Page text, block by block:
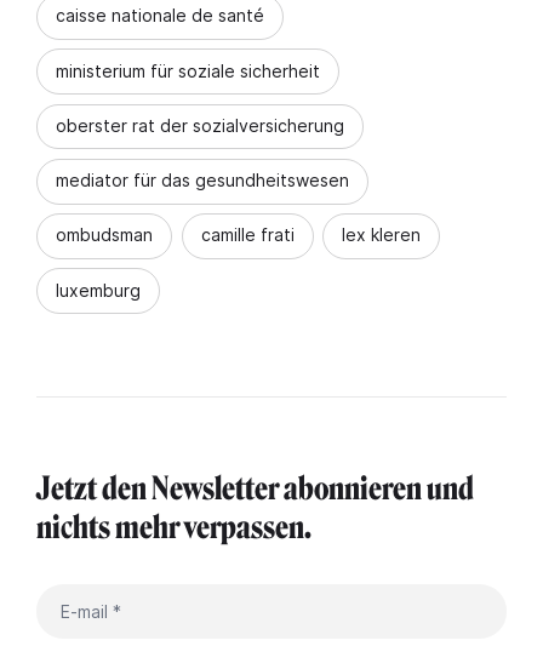
caisse nationale de santé
ministerium für soziale sicherheit
oberster rat der sozialversicherung
mediator für das gesundheitswesen
ombudsman camille frati lex kleren
luxemburg
Jetzt den Newsletter abonnieren und
nichts mehr verpassen.